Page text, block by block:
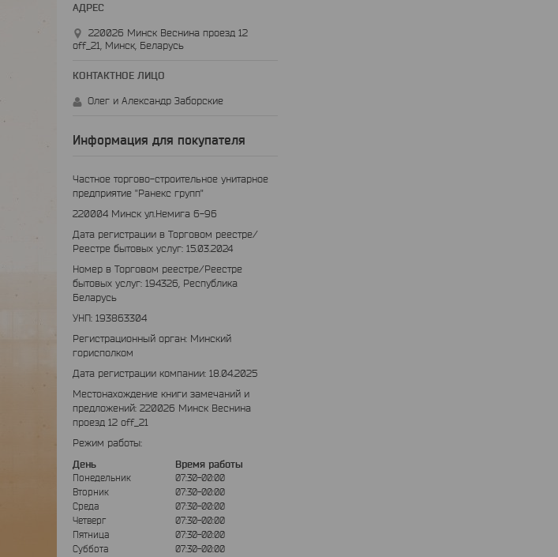
220026 Минск Веснина проезд 12
off_21, Минск, Беларусь
Олег и Александр Заборские
Информация для покупателя
Частное торгово-строительное унитарное
предприятие "Ранекс групп"
220004 Минск ул.Немига 6-96
Дата регистрации в Торговом реестре/
Реестре бытовых услуг: 15.03.2024
Номер в Торговом реестре/Реестре
бытовых услуг: 194326, Республика
Беларусь
УНП: 193863304
Регистрационный орган: Минский
горисполком
Дата регистрации компании: 18.04.2025
Местонахождение книги замечаний и
предложений: 220026 Минск Веснина
проезд 12 off_21
Режим работы:
День Время работы
Понедельник
07:30-00:00
Вторник
07:30-00:00
Среда
07:30-00:00
Четверг
07:30-00:00
Пятница
07:30-00:00
Суббота
07:30-00:00